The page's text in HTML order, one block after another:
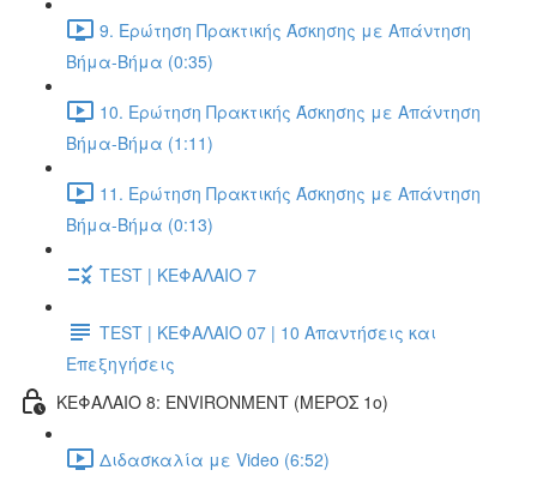
9. Ερώτηση Πρακτικής Άσκησης με Απάντηση
Βήμα-Βήμα (0:35)
10. Ερώτηση Πρακτικής Άσκησης με Απάντηση
Βήμα-Βήμα (1:11)
11. Ερώτηση Πρακτικής Άσκησης με Απάντηση
Βήμα-Βήμα (0:13)
TEST | ΚΕΦΑΛΑΙΟ 7
TEST | ΚΕΦΑΛΑΙΟ 07 | 10 Απαντήσεις και
Επεξηγήσεις
ΚΕΦΑΛΑΙΟ 8: ENVIRONMENT (ΜΕΡΟΣ 1o)
Διδασκαλία με Video (6:52)